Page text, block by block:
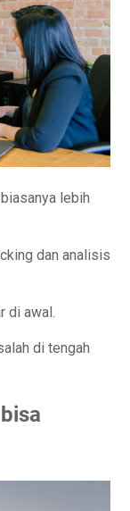
lebih
dan analisis
di awal.
di tengah